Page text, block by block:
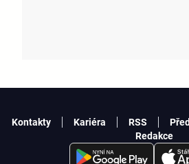
Kontakty Kariéra RSS
Redakce